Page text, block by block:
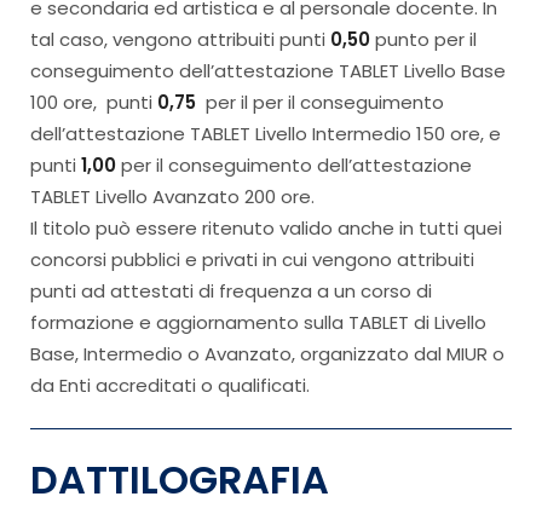
e secondaria ed artistica e al personale docente. In
tal caso, vengono attribuiti punti 0,50punto per il
conseguimento dell’attestazione TABLET Livello Base
100 ore, punti 0,75 per il per il conseguimento
dell’attestazione TABLET Livello Intermedio 150 ore, e
punti 1,00per il conseguimento dell’attestazione
TABLET Livello Avanzato 200 ore.
Il titolo può essere ritenuto valido anche in tutti quei
concorsi pubblici e privati in cui vengono attribuiti
punti ad attestati di frequenza a un corso di
formazione e aggiornamento sulla TABLET di Livello
Base, Intermedio o Avanzato, organizzato dal MIUR o
da Enti accreditati o qualificati.
DATTILOGRAFIA